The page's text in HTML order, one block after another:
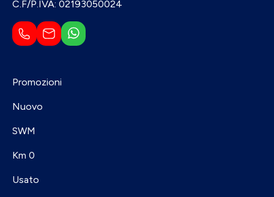
C.F/P.IVA: 02193050024
Promozioni
Nuovo
SWM
Km 0
Usato